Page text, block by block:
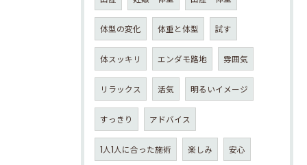
体型の変化 体重と体型 試す
体スッキリ エンダモ路地 雰囲気
リラックス 活気 明るいイメージ
すっきり アドバイス
1人1人に合った施術 楽しみ 安心